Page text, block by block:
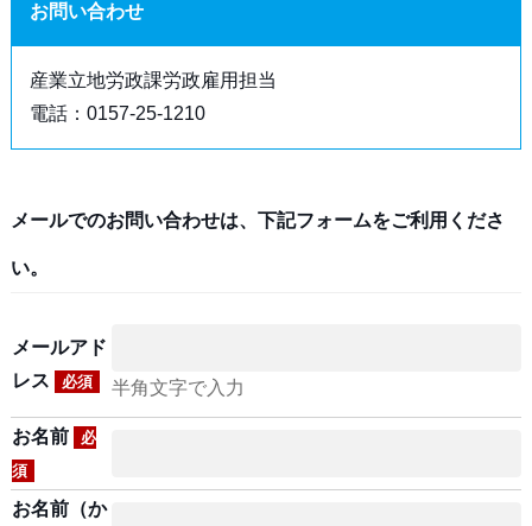
お問い合わせ
産業立地労政課労政雇用担当
電話：0157-25-1210
メールでのお問い合わせは、下記フォームをご利用くださ
い。
メールアド
レス
必須 半角文字で入力
お名前
必
須
お名前（か